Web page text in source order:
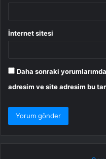
İnternet sitesi
Daha sonraki
adresim ve site adresim bu